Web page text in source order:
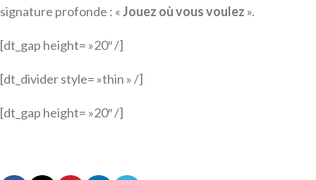
signature profonde : «Jouez où vous voulez ».
[dt_gap height= »20″ /]
[dt_divider style= »thin » /]
[dt_gap height= »20″ /]